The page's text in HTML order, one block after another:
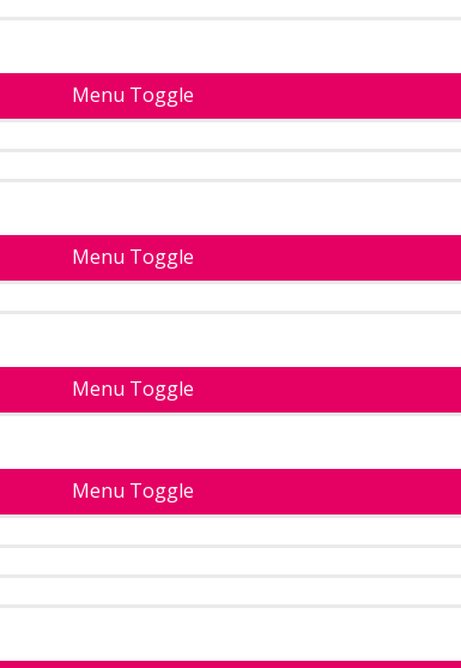
Menu Toggle
Menu Toggle
Menu Toggle
Menu Toggle